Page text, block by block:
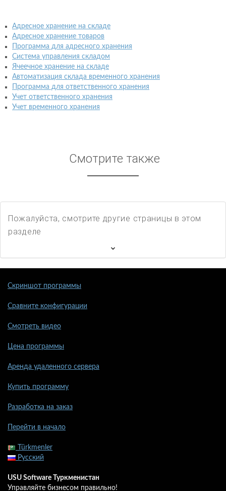
Адресное хранение на складе
Адресное хранение товаров
Программа для адресного хранения
Система управления складом
Ячеечное хранение на складе
Автоматизация склада временного хранения
Программа для ответственного хранения
Учет ответственного хранения
Учет временного хранения
Смотрите также
Пожалуйста, смотрите другие страницы в этом
разделе
Скриншот программы
Сравните конфигурации
Смотреть видео
Цена программы
Аренда удаленного сервера
Купить программу
Разработка на заказ
Перейти в начало
Türkmenler
Русский
USU Software Туркменистан
Управляйте бизнесом правильно!